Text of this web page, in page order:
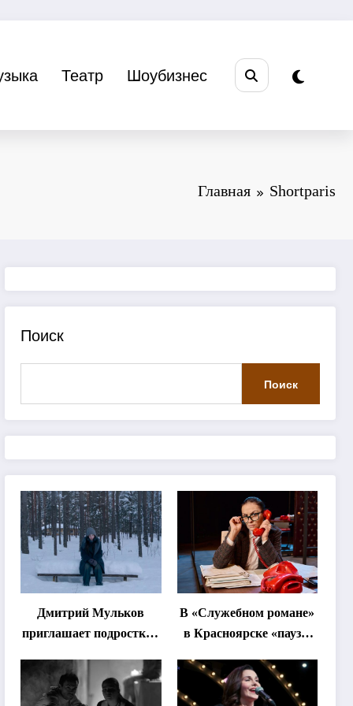
Театр Шоубизнес
Главная Shortparis
Поиск
Поиск
Дмитрий Мульков
приглашает подростков
«спектакль-
солостальгию»
В «Служебном романе»
в Красноярске «паузы